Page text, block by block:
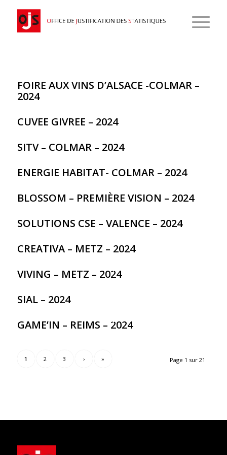
FOIRE AUX VINS D’ALSACE -COLMAR –
2024
CUVEE GIVREE – 2024
SITV – COLMAR – 2024
ENERGIE HABITAT- COLMAR – 2024
BLOSSOM – PREMIÈRE VISION – 2024
SOLUTIONS CSE – VALENCE – 2024
CREATIVA – METZ – 2024
VIVING – METZ – 2024
SIAL – 2024
GAME’IN – REIMS – 2024
Page 1 sur 21
1 2 3 › »